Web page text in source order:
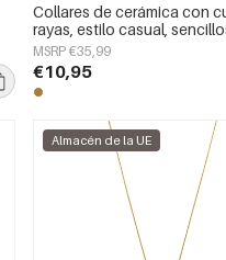
Collares de cerámica con
rayas, estilo casual,
mujer.
MSRP €35,99
€10,95
Almacén de la UE